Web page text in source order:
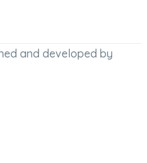
and developed by